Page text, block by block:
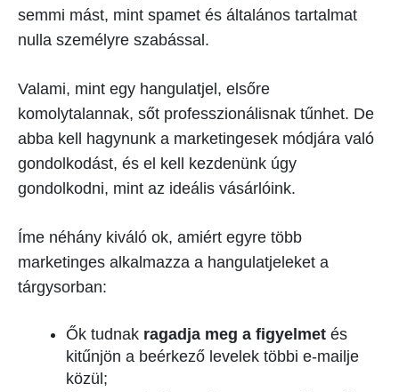
semmi mást, mint spamet és általános tartalmat
nulla személyre szabással.
Valami, mint egy hangulatjel, elsőre
komolytalannak, sőt professzionálisnak tűnhet. De
abba kell hagynunk a marketingesek módjára való
gondolkodást, és el kell kezdenünk úgy
gondolkodni, mint az ideális vásárlóink.
Íme néhány kiváló ok, amiért egyre több
marketinges alkalmazza a hangulatjeleket a
tárgysorban:
Ők tudnak ragadja meg a figyelmet és
kitűnjön a beérkező levelek többi e-mailje
közül;